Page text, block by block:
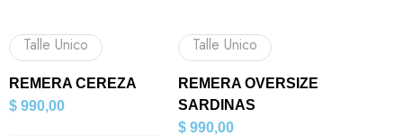
Talle Unico
REMERA CEREZA
$ 990,00
Talle Unico
REMERA OVERSIZE
SARDINAS
$ 990,00